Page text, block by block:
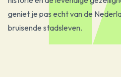
geniet je pas echt van de
bruisende stadsleven.